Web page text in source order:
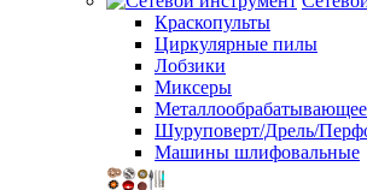
Краскопульты
Циркулярные пилы
Лобзики
Миксеры
Шуруповерт/Дрель/
Машины шлифовальные